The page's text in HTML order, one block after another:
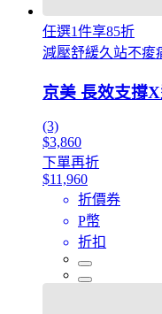
任選1件享85折
減壓舒緩久站不痠
京美 長效支撐
(3)
$3,860
下單再折
$11,960
折價券
P幣
折扣